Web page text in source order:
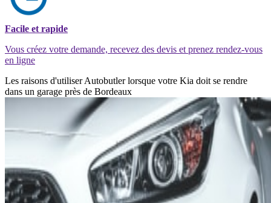
Facile et rapide
Vous créez votre demande, recevez des devis et prenez rendez-vous
en ligne
Les raisons d'utiliser Autobutler lorsque votre Kia doit se rendre
dans un garage près de Bordeaux